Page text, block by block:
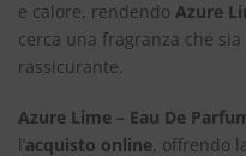
e calore, rendendo Azure
cerca una fragranza che
rassicurante.
Azure Lime – Eau De
l’acquisto online, offrendo